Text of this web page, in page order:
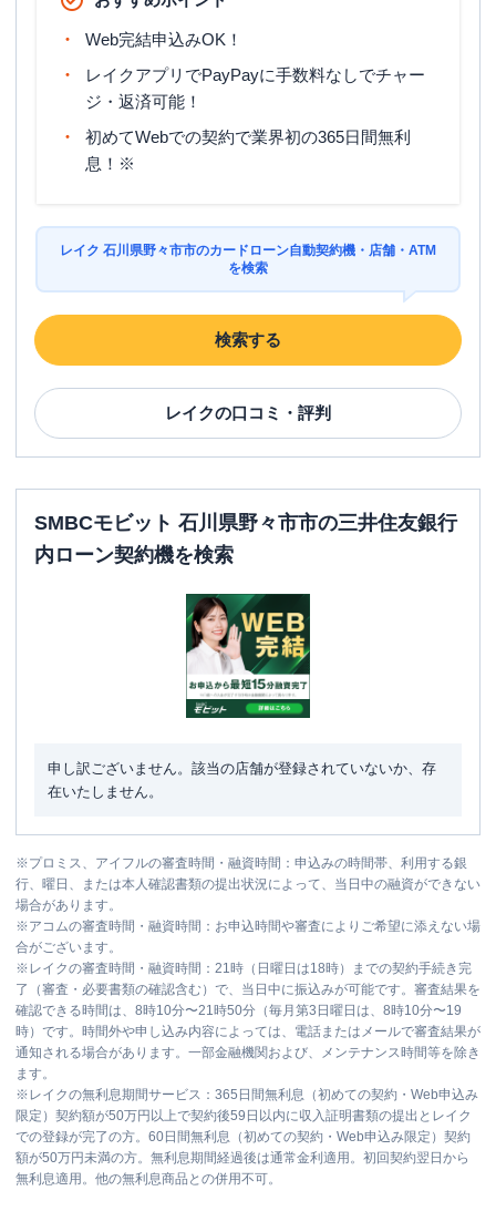
Web完結申込みOK！
レイクアプリでPayPayに手数料なしでチャー
ジ・返済可能！
初めてWebでの契約で業界初の365日間無利
息！※
レイク 石川県野々市市のカードローン自動契約機・店舗・ATM
を検索
検索する
レイクの口コミ・評判
SMBCモビット 石川県野々市市の三井住友銀行
内ローン契約機を検索
申し訳ございません。該当の店舗が登録されていないか、存
在いたしません。
※プロミス、アイフルの審査時間・融資時間：申込みの時間帯、利用する銀
行、曜日、または本人確認書類の提出状況によって、当日中の融資ができない
場合があります。
※アコムの審査時間・融資時間：お申込時間や審査によりご希望に添えない場
合がございます。
※ レイクの審査時間・融資時間：21時（日曜日は18時）までの契約手続き完
了（審査・必要書類の確認含む）で、当日中に振込みが可能です。審査結果を
確認できる時間は、8時10分〜21時50分（毎月第3日曜日は、8時10分〜19
時）です。時間外や申し込み内容によっては、電話またはメールで審査結果が
通知される場合があります。一部金融機関および、メンテナンス時間等を除き
ます。
※ レイクの無利息期間サービス：365日間無利息（初めての契約・Web申込み
限定）契約額が50万円以上で契約後59日以内に収入証明書類の提出とレイク
での登録が完了の方。60日間無利息（初めての契約・Web申込み限定）契約
額が50万円未満の方。無利息期間経過後は通常金利適用。初回契約翌日から
無利息適用。他の無利息商品との併用不可。